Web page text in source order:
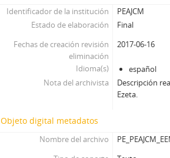
Identificador de la institución
PEAJCM
Estado de elaboración
Final
Fechas de creación revisión
eliminación
2017-06-16
Idioma(s)
español
Nota del archivista
Descripción
Ezeta.
Objeto digital metadatos
Nombre del archivo